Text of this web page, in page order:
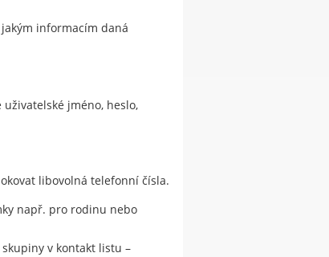
informacím daná
jméno, heslo,
libovolná telefonní čísla.
např. pro rodinu nebo
v kontakt listu –